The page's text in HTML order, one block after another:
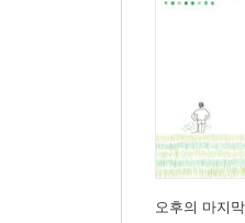
오후의 마지